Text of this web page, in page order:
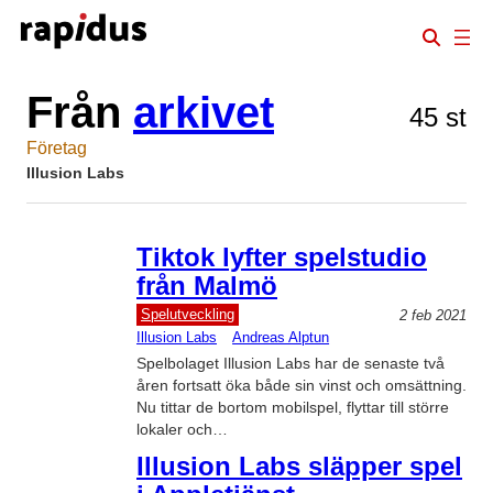
Hoppa
till
Från arkivet 45 st
Företag
Illusion Labs
Tiktok lyfter spelstudio
från Malmö
Spelutveckling
2 feb 2021
Illusion Labs
Andreas Alptun
Spelbolaget Illusion Labs har de senaste två
åren fortsatt öka både sin vinst och omsättning.
Nu tittar de bortom mobilspel, flyttar till större
lokaler och…
Illusion Labs släpper spel